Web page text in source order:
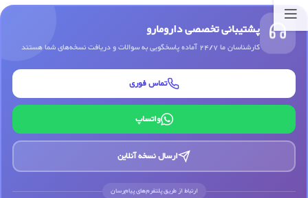
پشتیبانی تخصصی دارومارو
کارشناسان ما 24/7 آماده پاسخگویی به سوالات و دریافت نسخه‌های شما هستند
تماس فوری
واتساپ
ارسال نسخه آنلاین
ارتباط از طریق پلتفرم‌های پیام‌رسان